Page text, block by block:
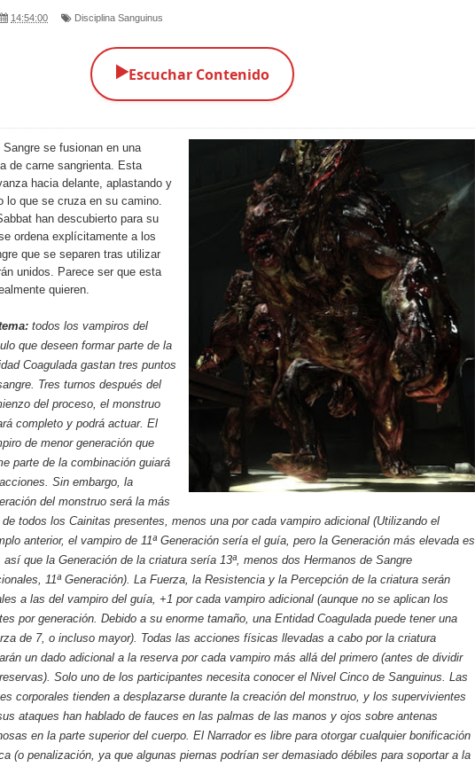
14:54:00 Disciplina Sanguinus
▶️Escuchar Contenido
Sangre se fusionan en una
de carne sangrienta. Esta
hacia delante, aplastando y
lo que se cruza en su camino.
han descubierto para su
ordena explícitamente a los
que se separen tras utilizar
unidos. Parece ser que esta
quieren.
todos los vampiros del
que deseen formar parte de la
Coagulada gastan tres puntos
Tres turnos después del
del proceso, el monstruo
completo y podrá actuar. El
de menor generación que
parte de la combinación guiará
Sin embargo, la
del monstruo será la más
de todos los Cainitas presentes, menos una por cada vampiro adicional (Utilizando el
anterior, el vampiro de 11ª Generación sería el guía, pero la Generación más elevada es
así que la Generación de la criatura sería 13ª, menos dos Hermanos de Sangre
11ª Generación). La Fuerza, la Resistencia y la Percepción de la criatura serán
a las del vampiro del guía, +1 por cada vampiro adicional (aunque no se aplican los
por generación. Debido a su enorme tamaño, una Entidad Coagulada puede tener una
de 7, o incluso mayor). Todas las acciones físicas llevadas a cabo por la criatura
un dado adicional a la reserva por cada vampiro más allá del primero (antes de dividir
Solo uno de los participantes necesita conocer el Nivel Cinco de Sanguinus. Las
corporales tienden a desplazarse durante la creación del monstruo, y los supervivientes
ataques han hablado de fauces en las palmas de las manos y ojos sobre antenas
en la parte superior del cuerpo. El Narrador es libre para otorgar cualquier bonificación
(o penalización, ya que algunas piernas podrían ser demasiado débiles para soportar a la